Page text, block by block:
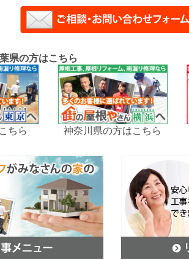
県の方はこちら
ちら 神奈川県の方はこちら